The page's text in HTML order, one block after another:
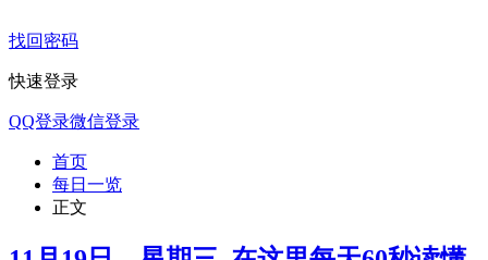
找回密码
快速登录
QQ登录微信登录
首页
每日一览
正文